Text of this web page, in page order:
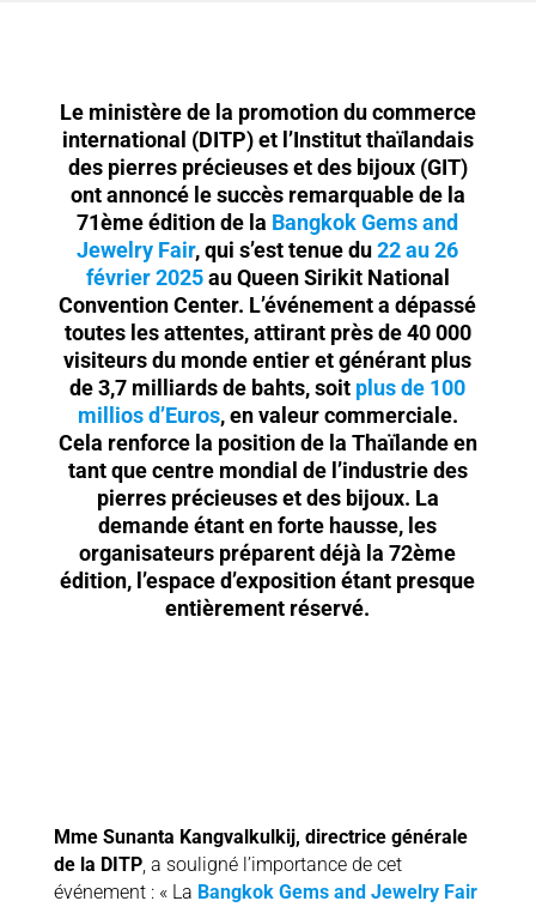
Le ministère de la promotion du commerce
international (DITP) et l’Institut thaïlandais
des pierres précieuses et des bijoux (GIT)
ont annoncé le succès remarquable de la
71ème édition de la Bangkok Gems and
Jewelry Fair, qui s’est tenue du22 au 26
février 2025au Queen Sirikit National
Convention Center. L’événement a dépassé
toutes les attentes, attirant près de 40 000
visiteurs du monde entier et générant plus
de 3,7 milliards de bahts, soit plus de 100
millios d’Euros, en valeur commerciale.
Cela renforce la position de la Thaïlande en
tant que centre mondial de l’industrie des
pierres précieuses et des bijoux. La
demande étant en forte hausse, les
organisateurs préparent déjà la 72ème
édition, l’espace d’exposition étant presque
entièrement réservé.
Mme Sunanta Kangvalkulkij, directrice générale
de la DITP, a souligné l’importance de cet
événement : « La Bangkok Gems and Jewelry Fair